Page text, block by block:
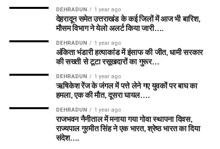
DEHRADUN 1 year ago
देहरादून समेत उत्तराखंड के कई जिलों में आज भी बारिश,
मौसम विभाग ने येलो अलर्ट किया जारी….
DEHRADUN 1 year ago
अंकिता भंडारी हत्याकांड में इंसाफ की जीत, धामी सरकार
की सख्ती से टूटा रसूखदारों का गुरूर…
DEHRADUN 1 year ago
ऋषिकेश रेंज के जंगल में पत्ते लेने गए युवकों पर बाघ का
हमला, एक की मौत, दूसरा घायल….
DEHRADUN 1 year ago
राजभवन नैनीताल में मनाया गया गोवा स्थापना दिवस,
राज्यपाल गुरमीत सिंह ने एक भारत, श्रेष्ठ भारत का दिया
संदेश….